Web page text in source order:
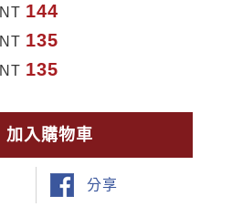
NT 144
NT 135
NT 135
加入購物車
分享